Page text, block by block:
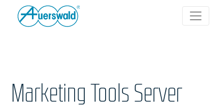
Marketing Tools Server